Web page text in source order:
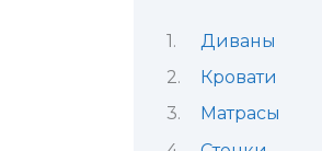
Диваны
Кровати
Матрасы